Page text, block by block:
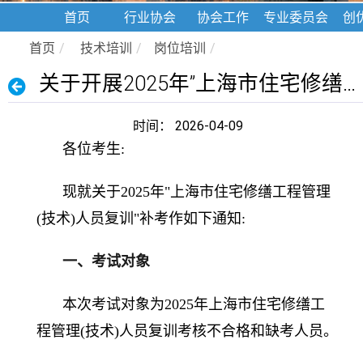
首页 行业协会 协会工作 专业委员会
创
首页 / 技术培训 / 岗位培训 /
关于开展2025年”上海市住宅修缮工程管理（技术）人员复训”补考的通知
时间： 2026-04-09
各位考生:
现就关于2025年"上海市住宅修缮工程管理
(技术)人员复训"补考作如下通知:
一、考试对象
本次考试对象为2025年上海市住宅修缮工
程管理(技术)人员复训考核不合格和缺考人员。